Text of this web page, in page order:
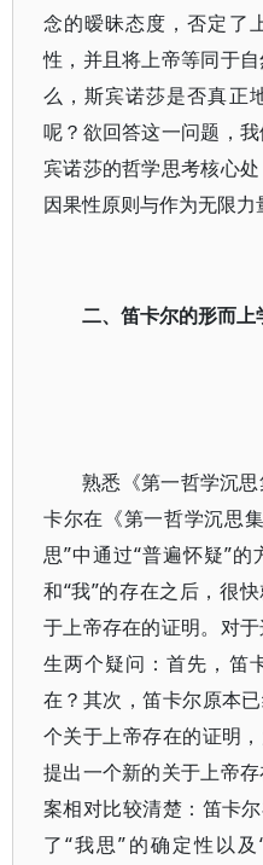
念的暧昧态度，否定了
性，并且将上帝等同于
么，斯宾诺莎是否真正
呢？欲回答这一问题，
宾诺莎的哲学思考核心
因果性原则与作为无限力
二、笛卡尔的形而上
熟悉《第一哲学沉
卡尔在《第一哲学沉思
思”中通过“普遍怀疑”
和“我”的存在之后，很
于上帝存在的证明。对
生两个疑问：首先，笛
在？其次，笛卡尔原本
个关于上帝存在的证明
提出一个新的关于上帝
案相对比较清楚：笛卡
了“我思”的确定性以